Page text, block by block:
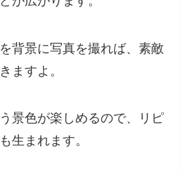
背景に写真を撮れば、素敵
ますよ。
景色が楽しめるので、リピ
生まれます。